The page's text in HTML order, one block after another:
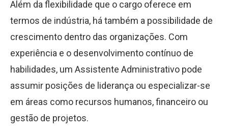
Além da flexibilidade que o cargo oferece em
termos de indústria, há também a possibilidade de
crescimento dentro das organizações. Com
experiência e o desenvolvimento contínuo de
habilidades, um Assistente Administrativo pode
assumir posições de liderança ou especializar-se
em áreas como recursos humanos, financeiro ou
gestão de projetos.